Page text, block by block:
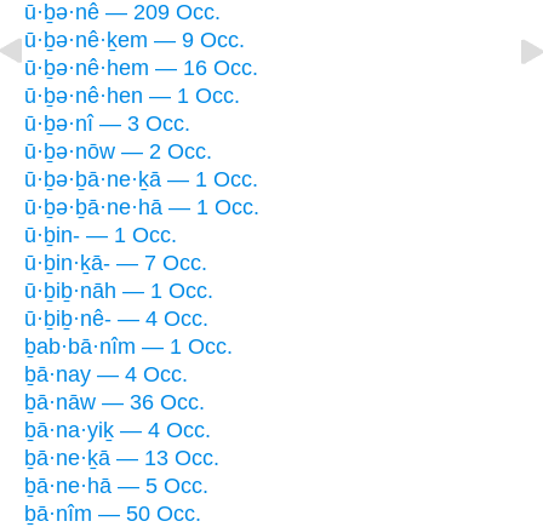
ū·ḇə·nê — 209 Occ.
ū·ḇə·nê·ḵem — 9 Occ.
ū·ḇə·nê·hem — 16 Occ.
ū·ḇə·nê·hen — 1 Occ.
ū·ḇə·nî — 3 Occ.
ū·ḇə·nōw — 2 Occ.
ū·ḇə·ḇā·ne·ḵā — 1 Occ.
ū·ḇə·ḇā·ne·hā — 1 Occ.
ū·ḇin- — 1 Occ.
ū·ḇin·ḵā- — 7 Occ.
ū·ḇiḇ·nāh — 1 Occ.
ū·ḇiḇ·nê- — 4 Occ.
ḇab·bā·nîm — 1 Occ.
ḇā·nay — 4 Occ.
ḇā·nāw — 36 Occ.
ḇā·na·yiḵ — 4 Occ.
ḇā·ne·ḵā — 13 Occ.
ḇā·ne·hā — 5 Occ.
ḇā·nîm — 50 Occ.